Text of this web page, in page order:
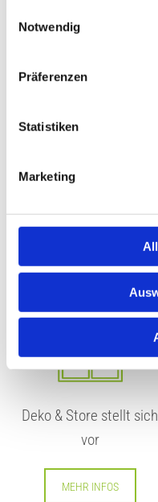
Notwendig
Präferenzen
Statistiken
Marketing
Deko & Store stellt sich
vor
MEHR INFOS